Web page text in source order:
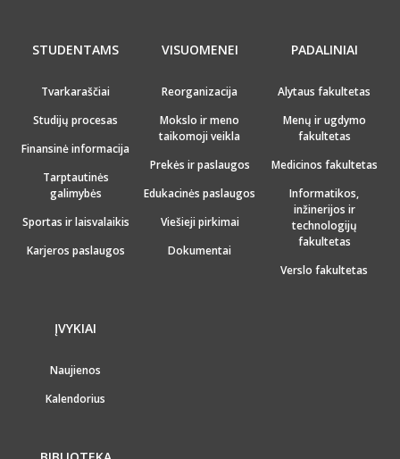
STUDENTAMS
Tvarkaraščiai
Studijų procesas
Finansinė informacija
Tarptautinės
galimybės
Sportas ir laisvalaikis
Karjeros paslaugos
VISUOMENEI
Reorganizacija
Mokslo ir meno
taikomoji veikla
Prekės ir paslaugos
Edukacinės paslaugos
Viešieji pirkimai
Dokumentai
PADALINIAI
Alytaus fakultetas
Menų ir ugdymo
fakultetas
Medicinos fakultetas
Informatikos,
inžinerijos ir
technologijų
fakultetas
Verslo fakultetas
ĮVYKIAI
Naujienos
Kalendorius